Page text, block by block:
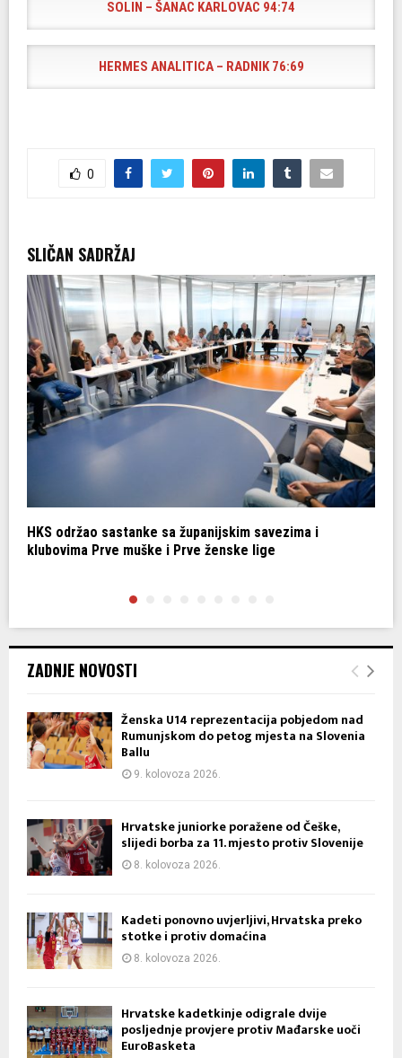
SOLIN – ŠANAC KARLOVAC 94:74
​HERMES ANALITICA – RADNIK76:69
0
SLIČAN SADRŽAJ
HKS održao sastanke sa županijskim savezima i
klubovima Prve muške i Prve ženske lige
ZADNJE NOVOSTI
Ženska U14 reprezentacija pobjedom nad
Rumunjskom do petog mjesta na Slovenia
Ballu
9. kolovoza 2026.
Hrvatske juniorke poražene od Češke,
slijedi borba za 11. mjesto protiv Slovenije
8. kolovoza 2026.
Kadeti ponovno uvjerljivi, Hrvatska preko
stotke i protiv domaćina
8. kolovoza 2026.
Hrvatske kadetkinje odigrale dvije
posljednje provjere protiv Mađarske uoči
EuroBasketa